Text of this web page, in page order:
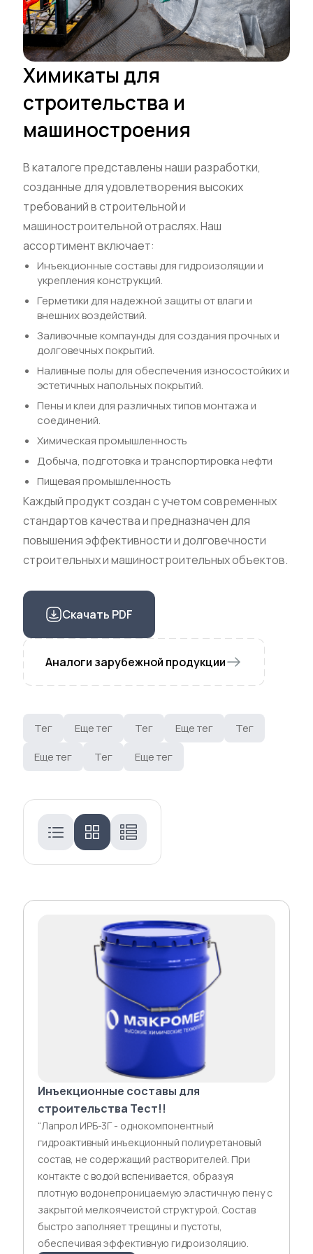
Химикаты для
строительства и
машиностроения
В каталоге представлены наши разработки,
созданные для удовлетворения высоких
требований в строительной и
машиностроительной отраслях. Наш
ассортимент включает:
Инъекционные составы для гидроизоляции и
укрепления конструкций.
Герметики для надежной защиты от влаги и
внешних воздействий.
Заливочные компаунды для создания прочных и
долговечных покрытий.
Наливные полы для обеспечения износостойких и
эстетичных напольных покрытий.
Пены и клеи для различных типов монтажа и
соединений.
Химическая промышленность
Добыча, подготовка и транспортировка нефти
Пищевая промышленность
Каждый продукт создан с учетом современных
стандартов качества и предназначен для
повышения эффективности и долговечности
строительных и машиностроительных объектов.
Скачать PDF
Аналоги зарубежной продукции
Тег Еще тег Тег Еще тег
Тег
Еще тег
Тег Еще тег
Инъекционные составы для
строительства Тест!!
“Лапрол ИРБ-3Г - однокомпонентный
гидроактивный инъекционный полиуретановый
состав, не содержащий растворителей. При
контакте с водой вспенивается, образуя
плотную водонепроницаемую эластичную пену с
закрытой мелкоячеистой структурой. Состав
быстро заполняет трещины и пустоты,
обеспечивая эффективную гидроизоляцию.